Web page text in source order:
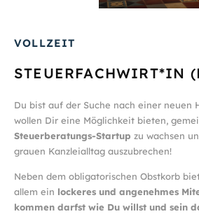
VOLLZEIT
STEUERFACHWIRT*IN
Du bist auf der Suche nach einer neuen
wollen Dir eine Möglichkeit bieten,
Steuerberatungs-Startup zu wachsen
grauen Kanzleialltag auszubrechen!
Neben dem obligatorischen Obstkorb
allem ein lockeres und angenehmes
kommen darfst wie Du willst und sein